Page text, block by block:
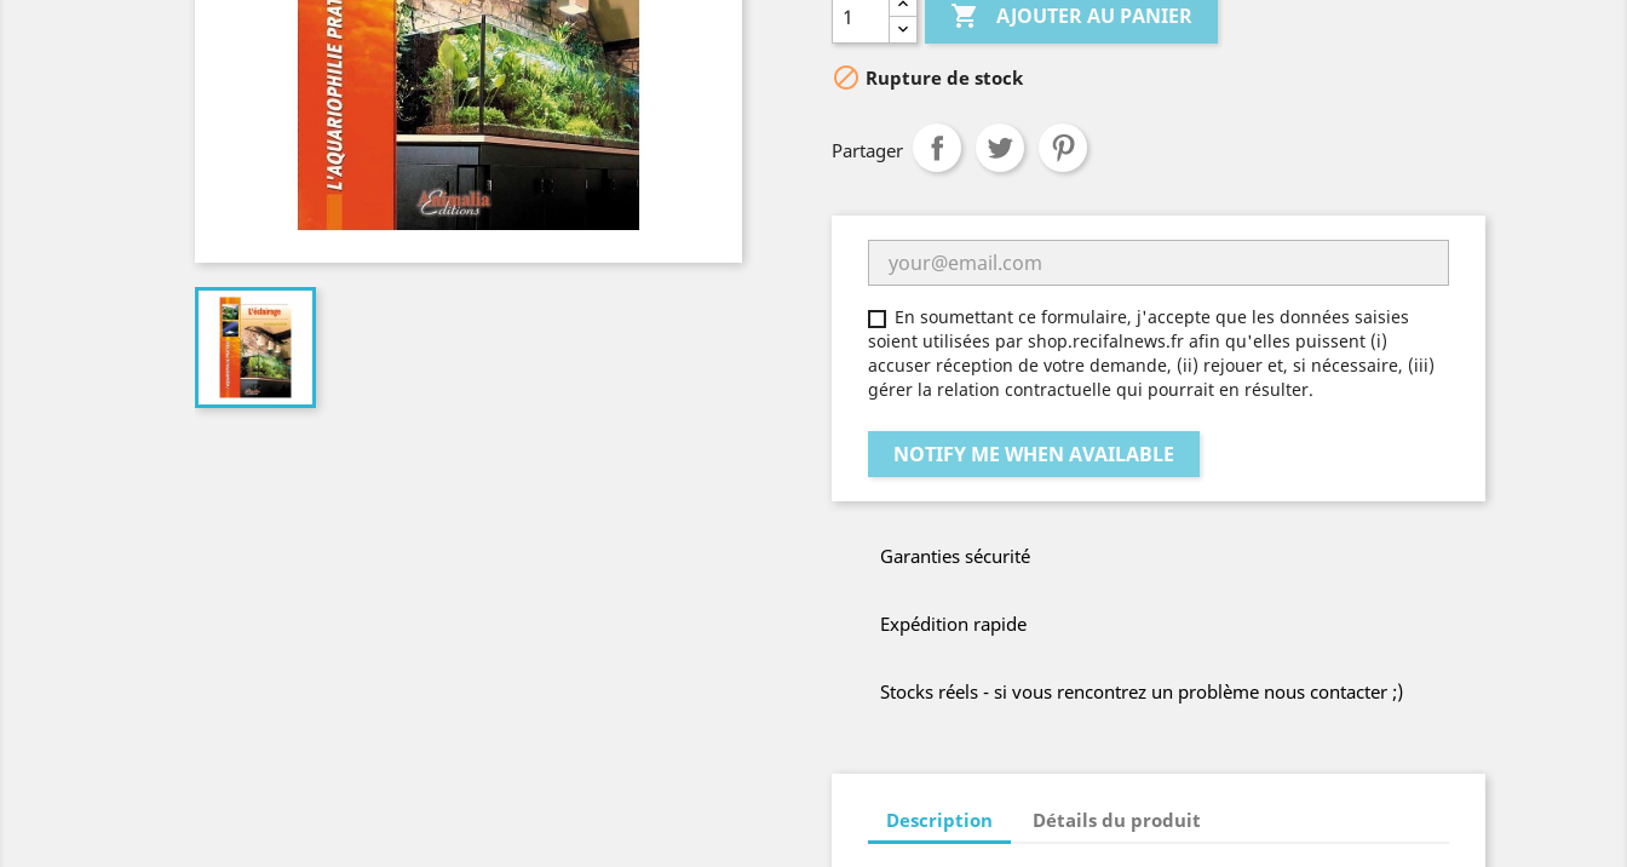
 AJOUTER AU PANIER
 Rupture de stock
Partager
En soumettant ce formulaire, j'accepte que les données saisies
soient utilisées par shop.recifalnews.fr afin qu'elles puissent (i)
accuser réception de votre demande, (ii) rejouer et, si nécessaire, (iii)
gérer la relation contractuelle qui pourrait en résulter.
NOTIFY ME WHEN AVAILABLE
Garanties sécurité
Expédition rapide
Stocks réels - si vous rencontrez un problème nous contacter ;)
Description Détails du produit